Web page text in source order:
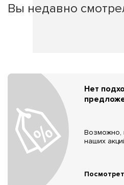
Вы недавно
Нет
Возможно,
наших